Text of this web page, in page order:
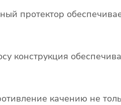
протектор
конструкция
качению не